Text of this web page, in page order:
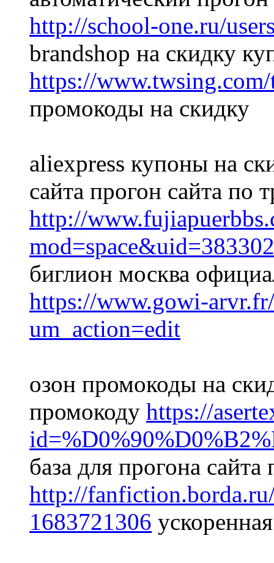
http://school-one.ru/
brandshop на скидку
https://
промокоды на скидку
aliexpress купоны на
сайта прогон сайта по
http://
биглион москва
https://www.gowi-
um_action=edit
озон промокоды на
промокоду https://
база для прогона
http://
1683721306